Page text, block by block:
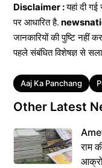
Disclaimer :यहां दी गई
पर आधारित है.
जानकारियों की पुष्टि नहीं
पहले संबंधित विशेषज्ञ से
Tags
Aaj Ka Panchang
Other Latest
राम